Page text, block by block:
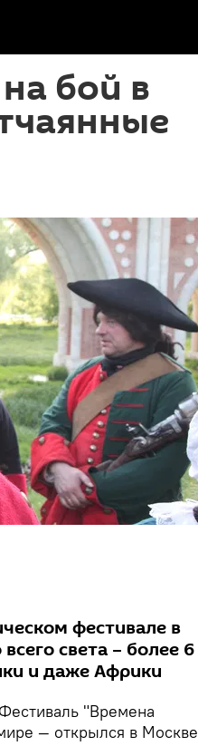
бой в
фестивале в
света – более 6
и даже Африки
"Времена
— открылся в Москве